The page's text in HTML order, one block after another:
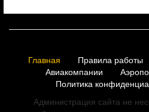
Главная Правила работы
Авиакомпании
Политика
Администрация сайта не